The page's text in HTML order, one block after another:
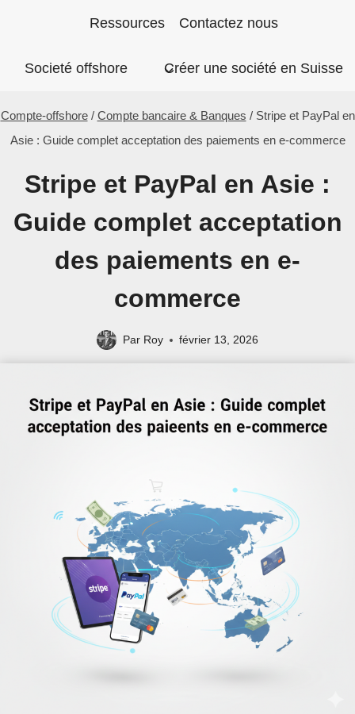
contenu
Ressources Contactez nous
Societé offshore Créer une société en Suisse
Compte-offshore / Compte bancaire & Banques / Stripe et PayPal en
Asie : Guide complet acceptation des paiements en e-commerce
Stripe et PayPal en Asie :
Guide complet acceptation
des paiements en e-
commerce
Par Roy février 13, 2026